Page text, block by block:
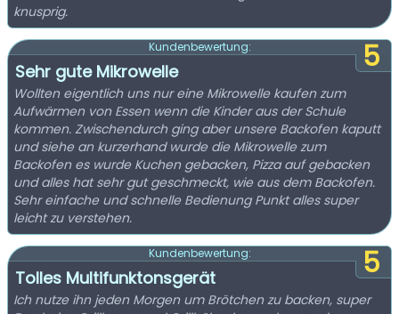
knusprig.
5
Kundenbewertung:
Sehr gute Mikrowelle
Wollten eigentlich uns nur eine Mikrowelle kaufen zum
Aufwärmen von Essen wenn die Kinder aus der Schule
kommen. Zwischendurch ging aber unsere Backofen kaputt
und siehe an kurzerhand wurde die Mikrowelle zum
Backofen es wurde Kuchen gebacken, Pizza auf gebacken
und alles hat sehr gut geschmeckt, wie aus dem Backofen.
Sehr einfache und schnelle Bedienung Punkt alles super
leicht zu verstehen.
5
Kundenbewertung:
Tolles Multifunktonsgerät
Ich nutze ihn jeden Morgen um Brötchen zu backen, super